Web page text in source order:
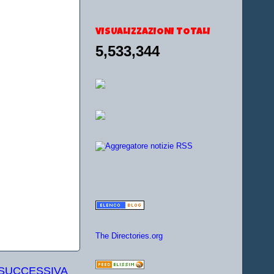
VISUALIZZAZIONI TOTALI
5,533,344
The Directories.org